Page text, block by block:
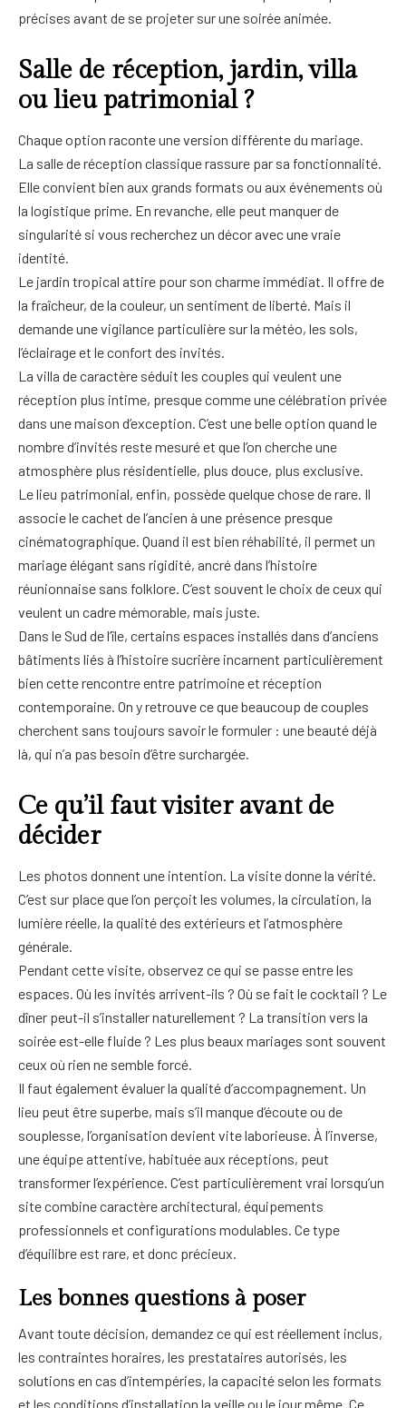
précises avant de se projeter sur une soirée animée.
Salle de réception, jardin, villa
ou lieu patrimonial ?
Chaque option raconte une version différente du mariage.
La salle de réception classique rassure par sa fonctionnalité.
Elle convient bien aux grands formats ou aux événements où
la logistique prime. En revanche, elle peut manquer de
singularité si vous recherchez un décor avec une vraie
identité.
Le jardin tropical attire pour son charme immédiat. Il offre de
la fraîcheur, de la couleur, un sentiment de liberté. Mais il
demande une vigilance particulière sur la météo, les sols,
l’éclairage et le confort des invités.
La villa de caractère séduit les couples qui veulent une
réception plus intime, presque comme une célébration privée
dans une maison d’exception. C’est une belle option quand le
nombre d’invités reste mesuré et que l’on cherche une
atmosphère plus résidentielle, plus douce, plus exclusive.
Le lieu patrimonial, enfin, possède quelque chose de rare. Il
associe le cachet de l’ancien à une présence presque
cinématographique. Quand il est bien réhabilité, il permet un
mariage élégant sans rigidité, ancré dans l’histoire
réunionnaise sans folklore. C’est souvent le choix de ceux qui
veulent un cadre mémorable, mais juste.
Dans le Sud de l’île, certains espaces installés dans d’anciens
bâtiments liés à l’histoire sucrière incarnent particulièrement
bien cette rencontre entre patrimoine et réception
contemporaine. On y retrouve ce que beaucoup de couples
cherchent sans toujours savoir le formuler : une beauté déjà
là, qui n’a pas besoin d’être surchargée.
Ce qu’il faut visiter avant de
décider
Les photos donnent une intention. La visite donne la vérité.
C’est sur place que l’on perçoit les volumes, la circulation, la
lumière réelle, la qualité des extérieurs et l’atmosphère
générale.
Pendant cette visite, observez ce qui se passe entre les
espaces. Où les invités arrivent-ils ? Où se fait le cocktail ? Le
dîner peut-il s’installer naturellement ? La transition vers la
soirée est-elle fluide ? Les plus beaux mariages sont souvent
ceux où rien ne semble forcé.
Il faut également évaluer la qualité d’accompagnement. Un
lieu peut être superbe, mais s’il manque d’écoute ou de
souplesse, l’organisation devient vite laborieuse. À l’inverse,
une équipe attentive, habituée aux réceptions, peut
transformer l’expérience. C’est particulièrement vrai lorsqu’un
site combine caractère architectural, équipements
professionnels et configurations modulables. Ce type
d’équilibre est rare, et donc précieux.
Les bonnes questions à poser
Avant toute décision, demandez ce qui est réellement inclus,
les contraintes horaires, les prestataires autorisés, les
solutions en cas d’intempéries, la capacité selon les formats
et les conditions d’installation la veille ou le jour même. Ce